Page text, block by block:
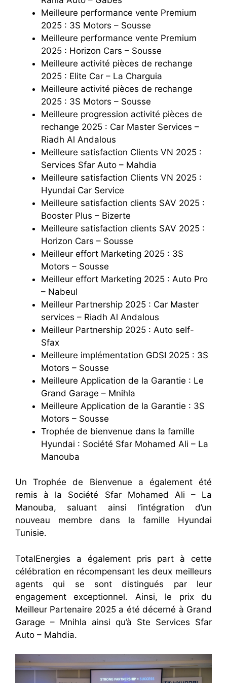
Meilleure performance vente Premium
2025 : 3S Motors – Sousse
Meilleure performance vente Premium
2025 : Horizon Cars – Sousse
Meilleure activité pièces de rechange
2025 : Elite Car – La Charguia
Meilleure activité pièces de rechange
2025 : 3S Motors – Sousse
Meilleure progression activité pièces de
rechange 2025 : Car Master Services –
Riadh Al Andalous
Meilleure satisfaction Clients VN 2025 :
Services Sfar Auto – Mahdia
Meilleure satisfaction Clients VN 2025 :
Hyundai Car Service
Meilleure satisfaction clients SAV 2025 :
Booster Plus – Bizerte
Meilleure satisfaction clients SAV 2025 :
Horizon Cars – Sousse
Meilleur effort Marketing 2025 : 3S
Motors – Sousse
Meilleur effort Marketing 2025 : Auto Pro
– Nabeul
Meilleur Partnership 2025 : Car Master
services – Riadh Al Andalous
Meilleur Partnership 2025 : Auto self-
Sfax
Meilleure implémentation GDSI 2025 : 3S
Motors – Sousse
Meilleure Application de la Garantie : Le
Grand Garage – Mnihla
Meilleure Application de la Garantie : 3S
Motors – Sousse
Trophée de bienvenue dans la famille
Hyundai : Société Sfar Mohamed Ali – La
Manouba
Un Trophée de Bienvenue a également été
remis à la Société Sfar Mohamed Ali – La
Manouba, saluant ainsi l’intégration d’un
nouveau membre dans la famille Hyundai
Tunisie.
TotalEnergies a également pris part à cette
célébration en récompensant les deux meilleurs
agents qui se sont distingués par leur
engagement exceptionnel. Ainsi, le prix du
Meilleur Partenaire 2025 a été décerné à Grand
Garage – Mnihla ainsi qu’à Ste Services Sfar
Auto – Mahdia.